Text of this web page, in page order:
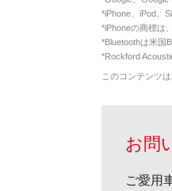
*iPhone、iPod、
*iPhoneの商標は
*Bluetoothは米国
*Rockford
このコンテンツ
お問
ご愛用